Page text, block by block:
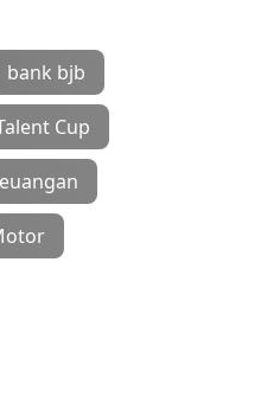
bank bjb
Cup